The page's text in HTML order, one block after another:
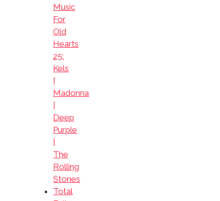
Music
For
Old
Hearts
25:
Kels
|
Madonna
|
Deep
Purple
|
The
Rolling
Stones
Total